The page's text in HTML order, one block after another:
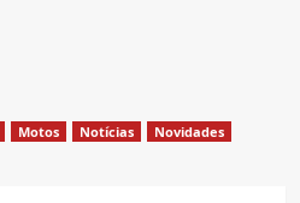
Motos Notícias
Novidades